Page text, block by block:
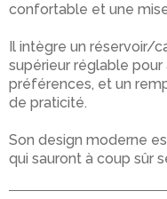
confortable et une
Il intègre un réservoir/
supérieur réglable
préférences, et un
de praticité.
Son design moderne
qui sauront à coup sûr